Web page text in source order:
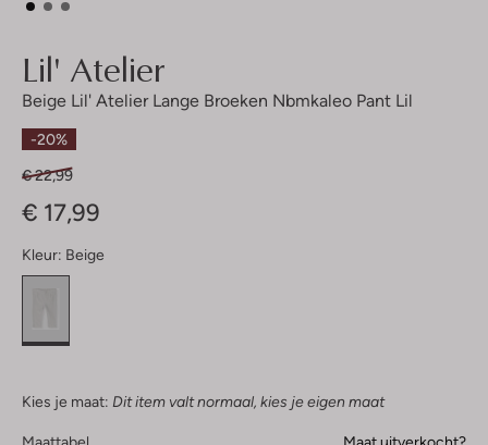
Lil' Atelier
Beige Lil' Atelier Lange Broeken Nbmkaleo Pant Lil
-20%
€ 22,99
€ 17,99
Kleur: Beige
Kies je maat: Dit item valt normaal, kies je eigen maat